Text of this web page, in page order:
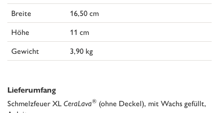
Breite
16,50 cm
Höhe
11 cm
Gewicht
3,90 kg
Lieferumfang
Schmelzfeuer XLCeraLava® (ohne Deckel), mit Wachs gefüllt,